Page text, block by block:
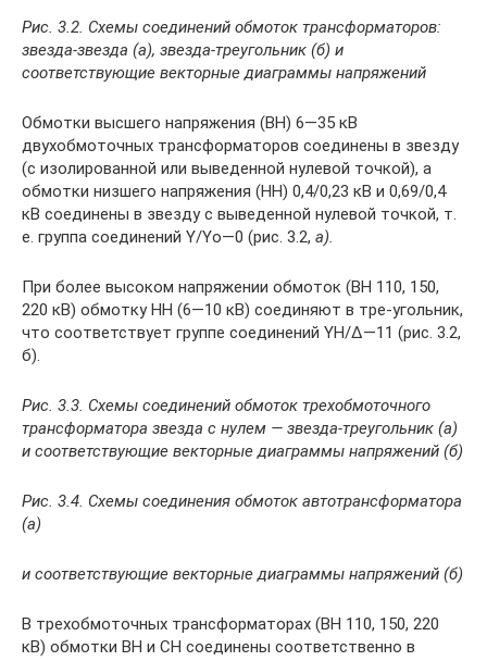
Рис. 3.2. Схемы соединений обмоток трансформаторов:
звезда-звезда (а), звезда-треугольник (б) и
соответствующие векторные диаграммы напряжений
Обмотки высшего напряжения (ВН) 6—35 кВ
двухобмоточных трансформато­ров соединены в звезду
(с изолированной или выведенной нулевой точкой), а
обмот­ки низшего напряжения (НН) 0,4/0,23 кВ и 0,69/0,4
кВ соединены в звезду с выведен­ной нулевой точкой, т.
е. группа соединений Y/Yo—0 (рис. 3.2, а).
При более высоком напряжении обмоток (ВН 110, 150,
220 кВ) обмотку НН (6—10 кВ) соединяют в тре-угольник,
что соответствует группе соединений ΥН/Δ—11 (рис. 3.2,
б).
Рис. 3.3. Схемы соединений обмоток трехобмоточного
трансформатора звезда с нулем — звезда-треугольник (а)
и соответствующие векторные диаграммы напряжений (б)
Рис. 3.4. Схемы соединения обмоток автотрансформатора
(а)
и соответствующие векторные диаграммы напряжений (б)
В трехобмоточных трансформаторах (ВН 110, 150, 220
кВ) обмотки ВН и СН соединены соответственно в